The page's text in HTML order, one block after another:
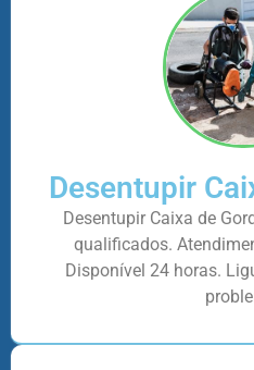
Desentupir
Desentupir Caixa de
qualificados.
Disponível 24 horas.